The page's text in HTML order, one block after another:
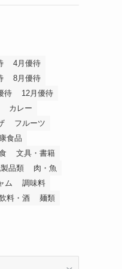
4月優待
8月優待
待
12月優待
カレー
フルーツ
食品
文具・書籍
品類
肉・魚
ム
調味料
料・酒 麺類